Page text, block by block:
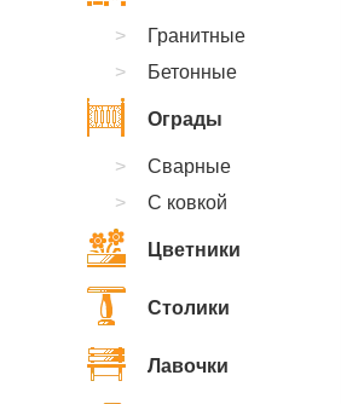
Гранитные
Бетонные
Ограды
Сварные
С ковкой
Цветники
Столики
Лавочки